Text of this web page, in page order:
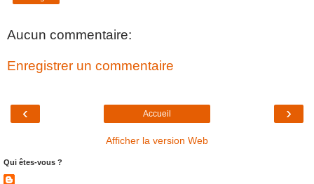
Aucun commentaire:
Enregistrer un commentaire
‹ ›
Accueil
Afficher la version Web
Qui êtes-vous ?